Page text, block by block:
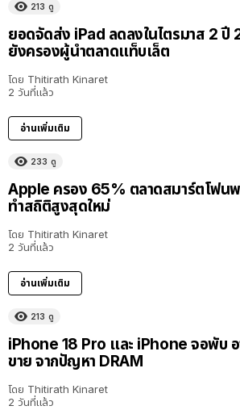
213 ดู
ยอดจัดส่ง iPad ลดลงในไตรมาส 2
ยังครองผู้นำตลาดแท็บเล็ต
โดย Thitirath Kinaret
2 วันที่แล้ว
อ่านเพิ่มเติม
233 ดู
Apple ครอง 65% ตลาดสมาร์ตโฟน
ทำสถิติสูงสุดใหม่
โดย Thitirath Kinaret
2 วันที่แล้ว
อ่านเพิ่มเติม
213 ดู
iPhone 18 Pro และ iPhone จอพับ อ
ขาย จากปัญหา DRAM
โดย Thitirath Kinaret
2 วันที่แล้ว